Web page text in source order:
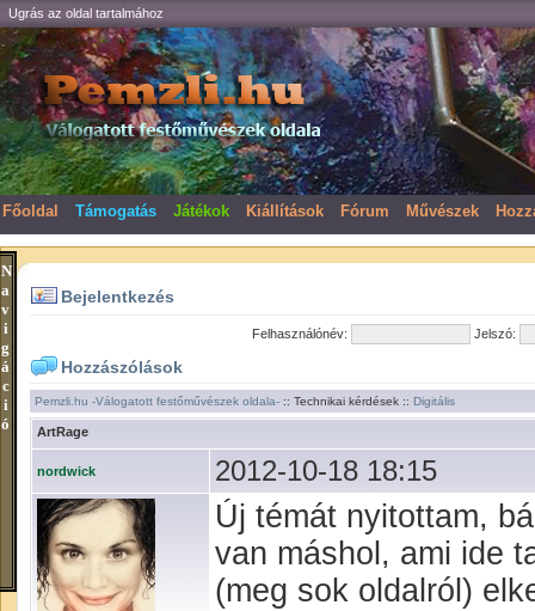
N
a
v
i
g
á
c
i
ó
Ugrás az oldal tartalmához
Főoldal Támogatás Játékok Kiállítások Fórum Művészek
Bejelentkezés
Felhasználónév: Jelszó:
Hozzászólások
Pemzli.hu -Válogatott festőművészek oldala- :: Technikai kérdések :: Digitális
ArtRage
nordwick 2012-10-18 18:15
Új témát nyitottam,
van máshol, ami ide
(meg sok oldalról)